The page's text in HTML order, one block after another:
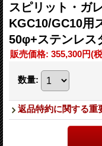
スピリット・ガ
KGC10/GC10用
50φ+ステンレス
販売価格: 355,300円(
数量:
返品特約に関する重